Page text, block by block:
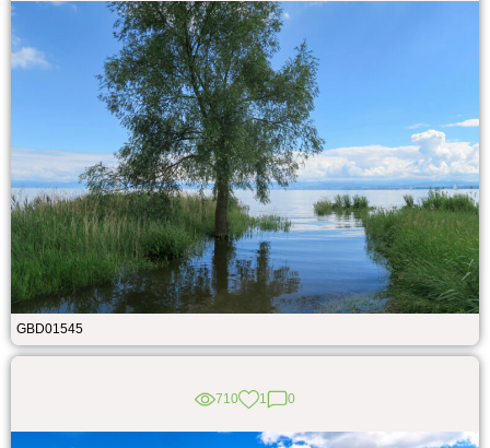
GBD01545
710 1 0